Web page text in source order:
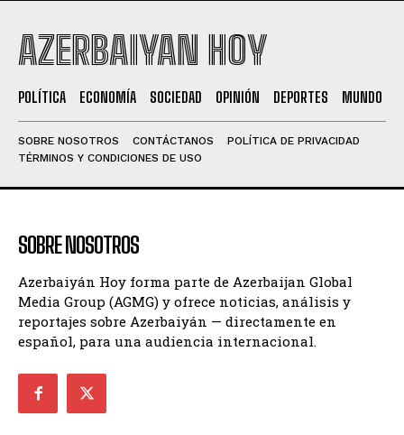
AZERBAIYAN HOY
POLÍTICA ECONOMÍA SOCIEDAD OPINIÓN DEPORTES MUNDO
SOBRE NOSOTROS CONTÁCTANOS
POLÍTICA DE PRIVACIDAD
TÉRMINOS Y CONDICIONES DE USO
SOBRE NOSOTROS
Azerbaiyán Hoy forma parte de Azerbaijan Global
Media Group (AGMG) y ofrece noticias, análisis y
reportajes sobre Azerbaiyán — directamente en
español, para una audiencia internacional.